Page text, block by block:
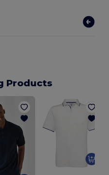
Products